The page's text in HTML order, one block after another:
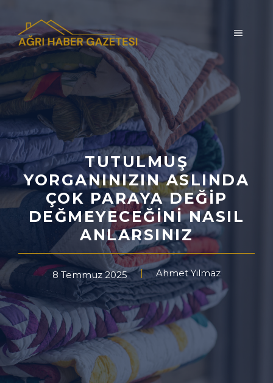
MENÜ
TUTULMUŞ
YORGANINIZIN ASLINDA
ÇOK PARAYA DEĞIP
DEĞMEYECEĞINI NASIL
ANLARSINIZ
8 Temmuz 2025 Ahmet Yılmaz